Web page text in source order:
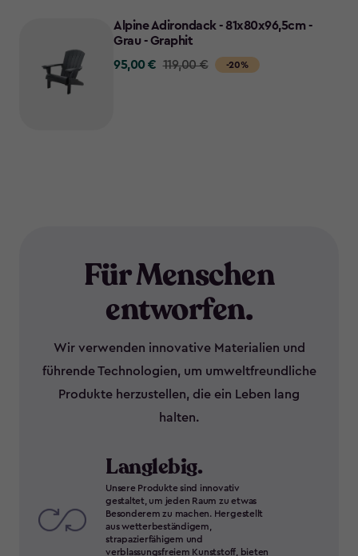
95,00
Alpine Adirondack - 81x80x96,5cm -
Grau - Graphit
-20%
Price
95,00 € 119,00 €
Für Menschen
entworfen.
Wir verwenden innovative Materialien und
führende Technologien, um umweltfreundliche
Produkte herzustellen, die ein Leben lang
halten.
Langlebig.
Unsere Produkte sind innovativ
gestaltet, um jeden Raum zu etwas
Besonderem zu machen. Hergestellt
aus wetterbeständigem,
strapazierfähigem und
verblassungsfreiem Kunststoff, bieten